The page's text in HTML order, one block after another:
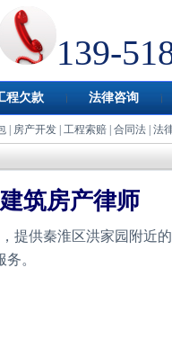
139-
程欠款 法律咨询
房产开发 工程索赔 合同法 法
筑房产律师
提供秦淮区洪家园附近
。